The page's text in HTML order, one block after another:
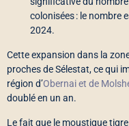
colonisées : le nombre
2024.
Cette expansion dans la
proches de Sélestat, ce qui
région d’Obernai et de
doublé en un an.
Le fait que le moustique